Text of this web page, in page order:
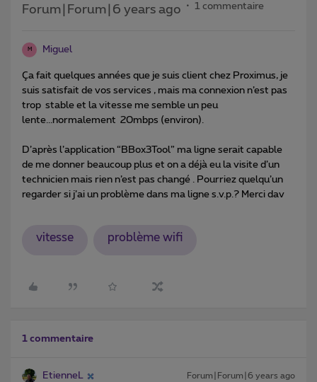
Forum|Forum|6 years ago 1 commentaire
M Miguel
Ça fait quelques années que je suis client chez Proximus, je
suis satisfait de vos services , mais ma connexion n’est pas
trop stable et la vitesse me semble un peu
lente...normalement 20mbps (environ).
D’après l’application “BBox3Tool” ma ligne serait capable
de me donner beaucoup plus et on a déjà eu la visite d’un
technicien mais rien n’est pas changé . Pourriez quelqu’un
regarder si j’ai un problème dans ma ligne s.v.p.? Merci dav
vitesse problème wifi
1 commentaire
EtienneL Forum|Forum|6 years ago